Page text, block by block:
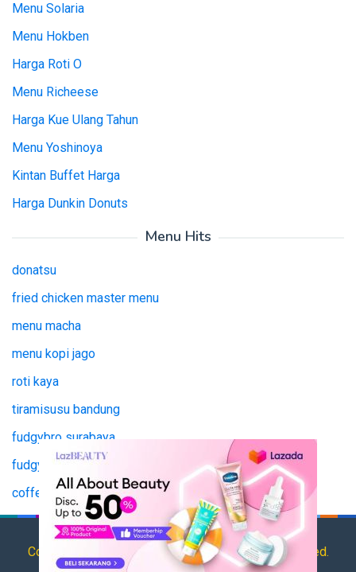
Menu Solaria
Menu Hokben
Harga Roti O
Menu Richeese
Harga Kue Ulang Tahun
Menu Yoshinoya
Kintan Buffet Harga
Harga Dunkin Donuts
Menu Hits
donatsu
fried chicken master menu
menu macha
menu kopi jago
roti kaya
tiramisusu bandung
fudgybro surabaya
fudgy bro surabaya
coffee jago
tianlala menu
Copyright © 2025 HargaMenu.net All Rights Reserved.